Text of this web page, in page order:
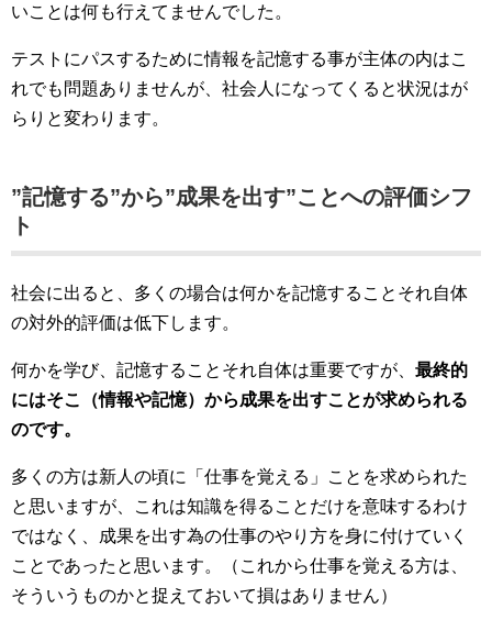
いことは何も行えてませんでした。
テストにパスするために情報を記憶する事が主体の内はこ
れでも問題ありませんが、社会人になってくると状況はが
らりと変わります。
”記憶する”から”成果を出す”ことへの評価シフ
ト
社会に出ると、多くの場合は何かを記憶することそれ自体
の対外的評価は低下します。
何かを学び、記憶することそれ自体は重要ですが、 最終的
にはそこ（情報や記憶）から成果を出すことが求められる
のです。
多くの方は新人の頃に「仕事を覚える」ことを求められた
と思いますが、これは知識を得ることだけを意味するわけ
ではなく、成果を出す為の仕事のやり方を身に付けていく
ことであったと思います。（これから仕事を覚える方は、
そういうものかと捉えておいて損はありません）